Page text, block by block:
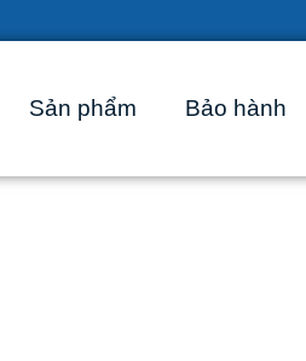
Sản phẩm Bảo hành